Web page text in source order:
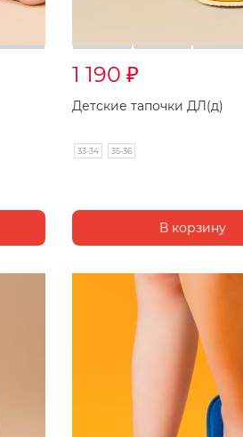
1 190 ₽
Детские тапочки ДЛ(д)
33-34 35-36